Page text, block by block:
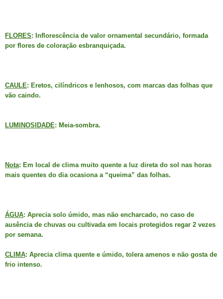
FLORES: Inflorescência de valor ornamental secundário, formada
por flores de coloração esbranquiçada.
CAULE: Eretos, cilíndricos e lenhosos, com marcas das folhas que
vão caindo.
LUMINOSIDADE: Meia-sombra.
Nota: Em local de clima muito quente a luz direta do sol nas horas
mais quentes do dia ocasiona a “queima” das folhas.
ÁGUA: Aprecia solo úmido, mas não encharcado, no caso de
ausência de chuvas ou cultivada em locais protegidos regar 2 vezes
por semana.
CLIMA: Aprecia clima quente e úmido, tolera amenos e não gosta de
frio intenso.